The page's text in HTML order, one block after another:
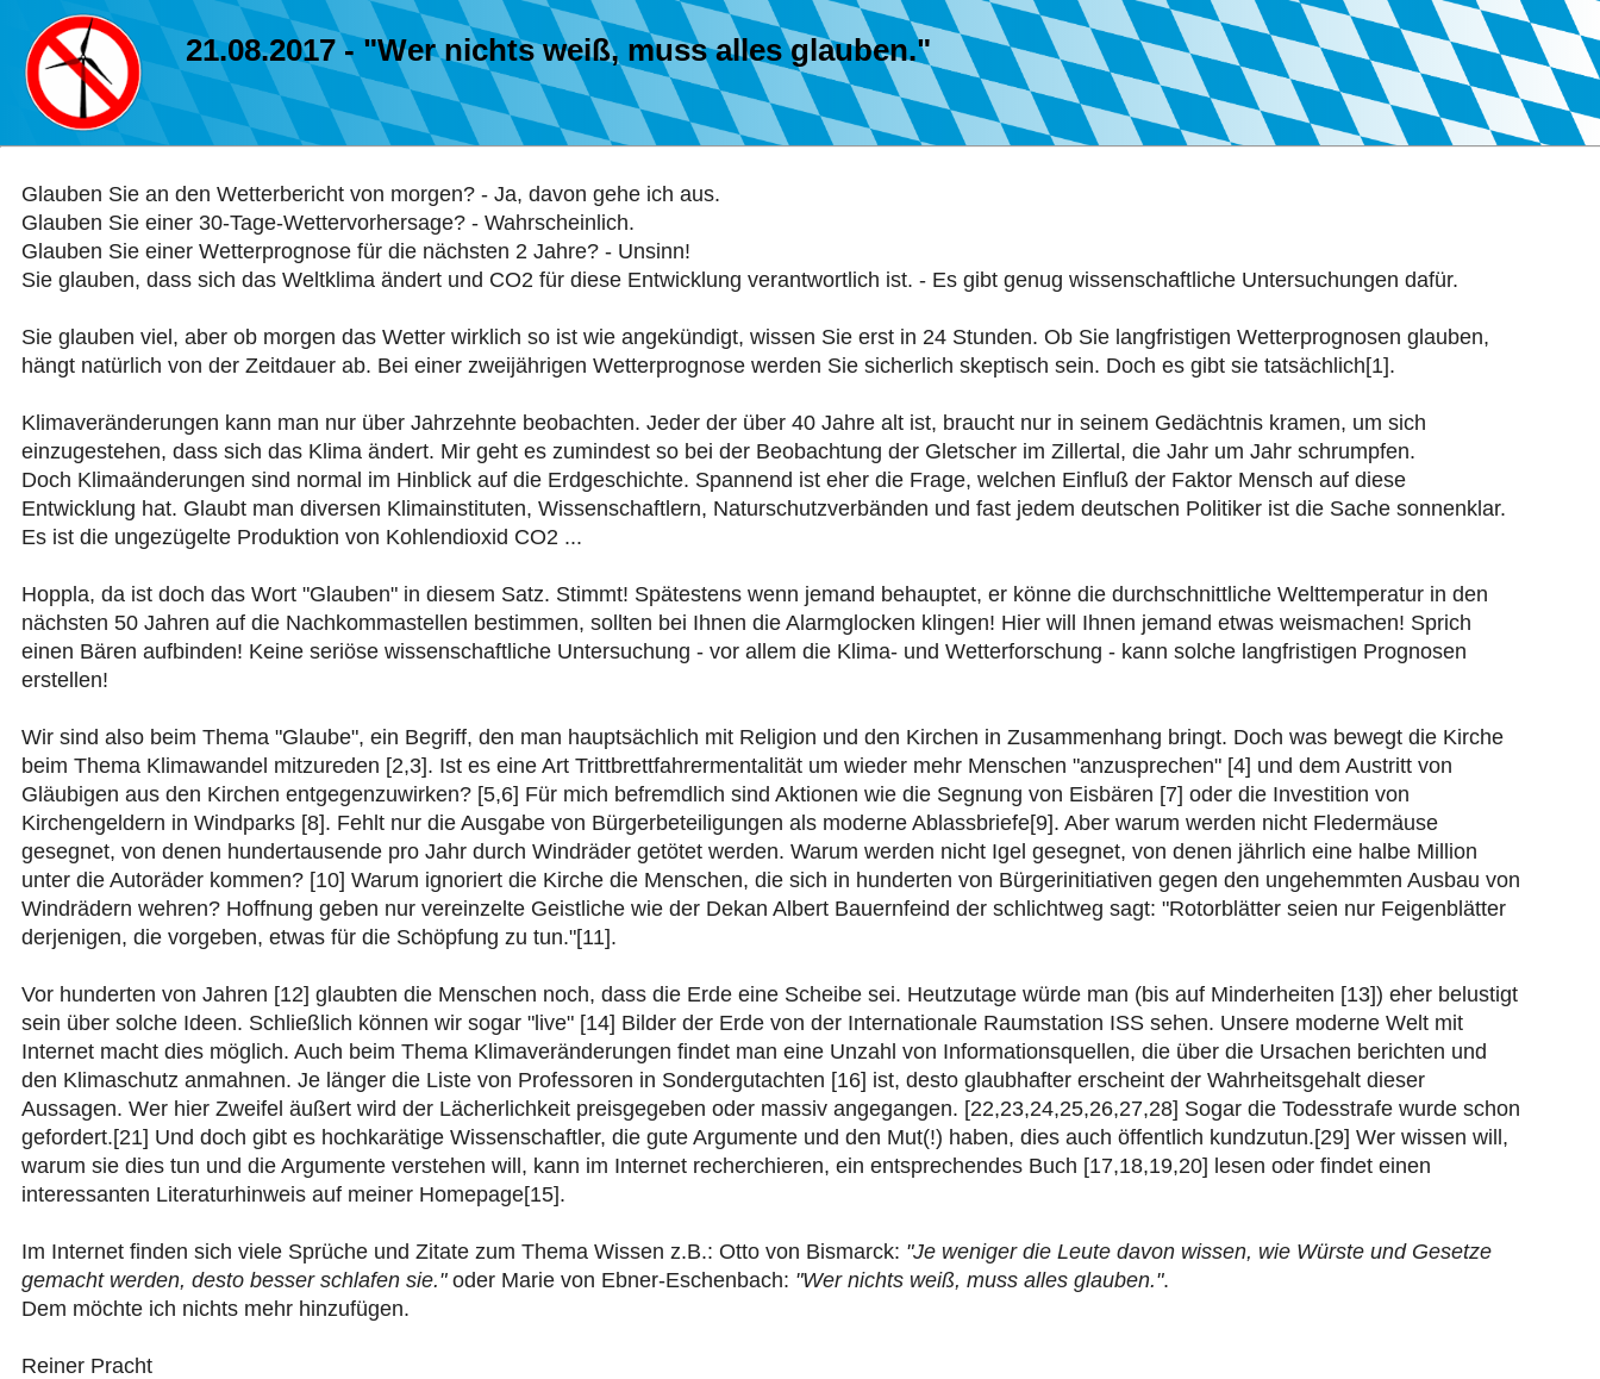
21.08.2017 - "Wer nichts weiß, muss alles glauben."
Glauben Sie an den Wetterbericht von morgen? - Ja, davon gehe ich aus.
Glauben Sie einer 30-Tage-Wettervorhersage? - Wahrscheinlich.
Glauben Sie einer Wetterprognose für die nächsten 2 Jahre? - Unsinn!
Sie glauben, dass sich das Weltklima ändert und CO2 für diese Entwicklung verantwortlich ist. - Es gibt genug wissenschaftliche Untersuchungen dafür.
Sie glauben viel, aber ob morgen das Wetter wirklich so ist wie angekündigt, wissen Sie erst in 24 Stunden. Ob Sie langfristigen Wetterprognosen glauben,
hängt natürlich von der Zeitdauer ab. Bei einer zweijährigen Wetterprognose werden Sie sicherlich skeptisch sein. Doch es gibt sie tatsächlich[1].
Klimaveränderungen kann man nur über Jahrzehnte beobachten. Jeder der über 40 Jahre alt ist, braucht nur in seinem Gedächtnis kramen, um sich
einzugestehen, dass sich das Klima ändert. Mir geht es zumindest so bei der Beobachtung der Gletscher im Zillertal, die Jahr um Jahr schrumpfen.
Doch Klimaänderungen sind normal im Hinblick auf die Erdgeschichte. Spannend ist eher die Frage, welchen Einfluß der Faktor Mensch auf diese
Entwicklung hat. Glaubt man diversen Klimainstituten, Wissenschaftlern, Naturschutzverbänden und fast jedem deutschen Politiker ist die Sache sonnenklar.
Es ist die ungezügelte Produktion von Kohlendioxid CO2 ...
Hoppla, da ist doch das Wort "Glauben" in diesem Satz. Stimmt! Spätestens wenn jemand behauptet, er könne die durchschnittliche Welttemperatur in den
nächsten 50 Jahren auf die Nachkommastellen bestimmen, sollten bei Ihnen die Alarmglocken klingen! Hier will Ihnen jemand etwas weismachen! Sprich
einen Bären aufbinden! Keine seriöse wissenschaftliche Untersuchung - vor allem die Klima- und Wetterforschung - kann solche langfristigen Prognosen
erstellen!
Wir sind also beim Thema "Glaube", ein Begriff, den man hauptsächlich mit Religion und den Kirchen in Zusammenhang bringt. Doch was bewegt die Kirche
beim Thema Klimawandel mitzureden [2,3]. Ist es eine Art Trittbrettfahrermentalität um wieder mehr Menschen "anzusprechen" [4] und dem Austritt von
Gläubigen aus den Kirchen entgegenzuwirken? [5,6] Für mich befremdlich sind Aktionen wie die Segnung von Eisbären [7] oder die Investition von
Kirchengeldern in Windparks [8]. Fehlt nur die Ausgabe von Bürgerbeteiligungen als moderne Ablassbriefe[9]. Aber warum werden nicht Fledermäuse
gesegnet, von denen hundertausende pro Jahr durch Windräder getötet werden. Warum werden nicht Igel gesegnet, von denen jährlich eine halbe Million
unter die Autoräder kommen? [10] Warum ignoriert die Kirche die Menschen, die sich in hunderten von Bürgerinitiativen gegen den ungehemmten Ausbau von
Windrädern wehren? Hoffnung geben nur vereinzelte Geistliche wie der Dekan Albert Bauernfeind der schlichtweg sagt: "Rotorblätter seien nur Feigenblätter
derjenigen, die vorgeben, etwas für die Schöpfung zu tun."[11].
Vor hunderten von Jahren [12] glaubten die Menschen noch, dass die Erde eine Scheibe sei. Heutzutage würde man (bis auf Minderheiten [13]) eher belustigt
sein über solche Ideen. Schließlich können wir sogar "live" [14] Bilder der Erde von der Internationale Raumstation ISS sehen. Unsere moderne Welt mit
Internet macht dies möglich. Auch beim Thema Klimaveränderungen findet man eine Unzahl von Informationsquellen, die über die Ursachen berichten und
den Klimaschutz anmahnen. Je länger die Liste von Professoren in Sondergutachten [16] ist, desto glaubhafter erscheint der Wahrheitsgehalt dieser
Aussagen. Wer hier Zweifel äußert wird der Lächerlichkeit preisgegeben oder massiv angegangen. [22,23,24,25,26,27,28] Sogar die Todesstrafe wurde schon
gefordert.[21] Und doch gibt es hochkarätige Wissenschaftler, die gute Argumente und den Mut(!) haben, dies auch öffentlich kundzutun.[29] Wer wissen will,
warum sie dies tun und die Argumente verstehen will, kann im Internet recherchieren, ein entsprechendes Buch [17,18,19,20] lesen oder findet einen
interessanten Literaturhinweis auf meiner Homepage[15].
Im Internet finden sich viele Sprüche und Zitate zum Thema Wissen z.B.: Otto von Bismarck: "Je weniger die Leute davon wissen, wie Würste und Gesetze
gemacht werden, desto besser schlafen sie."oder Marie von Ebner-Eschenbach: "Wer nichts weiß, muss alles glauben.".
Dem möchte ich nichts mehr hinzufügen.
Reiner Pracht